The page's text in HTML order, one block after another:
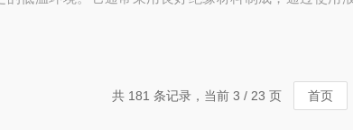
和酶活性，保持样本的原始状态，有效抑制微生物的生
防止样本受到污染和交叉感染。低温样本采样箱的应用...
共 181 条记录，当前 3 / 23 页 首页